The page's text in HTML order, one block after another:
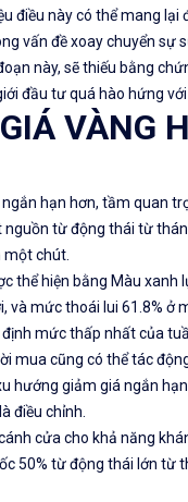
điều này có thể mang lại
vấn đề xoay chuyển sự
này, sẽ thiếu bằng
đầu tư quá hào hứng
VÀNG
hạn hơn, tầm quan
nguồn từ động thái từ
một chút.
thể hiện bằng Màu xanh
và mức thoái lui 61.8% ở
mức thấp nhất của
mua cũng có thể tác
hướng giảm giá ngắn
điều chỉnh.
cửa cho khả năng
50% từ động thái lớn từ